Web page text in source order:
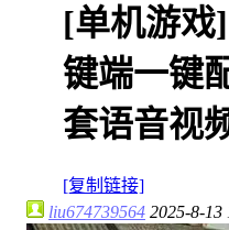
[单机游戏]
键端一键
套语音视
[复制链接]
liu674739564 2025-8-13